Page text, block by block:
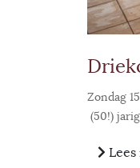
Zondag
(50!)